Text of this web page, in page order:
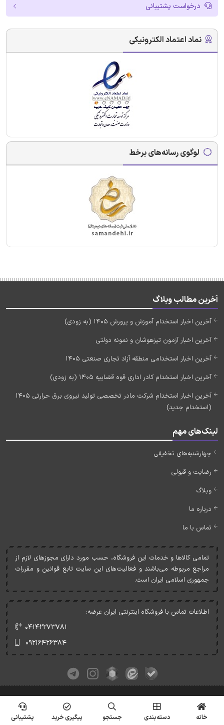
درخواست پشتیبانی
نماد اعتماد الکترونیکی
لوگوی رسانه‌های برخط
آخرین مطالب وبلاگ
آخرین اخبار استخدام آموزش و پرورش 1405 (به زودی)
آخرین اخبار آزمون تیزهوشان و نمونه دولتی
آخرین اخبار استخدامی منطقه آزاد تجاری صنعتی 1405
آخرین اخبار استخدام کادر اداری قوه قضاییه 1405 (به زودی)
آخرین اخبار استخدام شرکت مادر تخصصی تولید نیروی برق حرارتی 1405
(استخدام جدید)
لینک‌های مهم
چهارشنبه‌های تخفیفی
رضایت و قبولی
وبلاگ
درباره ما
تماس با ما
تمامی کالاها و خدمات اين فروشگاه، حسب مورد دارای مجوزهای لازم از
مراجع مربوطه می‌باشند و فعاليت‌های اين سايت تابع قوانين و مقررات
جمهوری اسلامی ايران است.
اطلاعات تماس با فروشگاه اینترنتی ایران عرضه:
۰۴۱۴۲۲۷۳۷۸۱
۰۹۲۱۶۴۲۶۳۸۴
کلیه حقوق این وبسایت متعلق به ایران عرضه می‌باشد.
© Copyrights - IranArze.ir - 1405
خانه دسته‌بندی جستجو پیگیری خرید پشتیبانی